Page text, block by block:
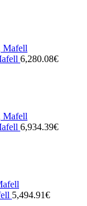
6,280.08€
6,934.39€
5,494.91€